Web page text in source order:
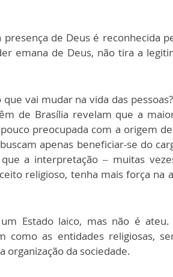
de Deus é reconhecida
emana de Deus, não tira a
vai mudar na vida das
de Brasília revelam que a
preocupada com a origem
apenas beneficiar-se do
a interpretação – muitas
religioso, tenha mais força na
Estado laico, mas não é ateu.
como as entidades religiosas,
organização da sociedade.